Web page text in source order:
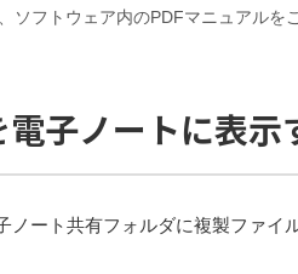
フトウェア内のPDFマニュアルを
電子ノートに表示
ート共有フォルダに複製ファイ